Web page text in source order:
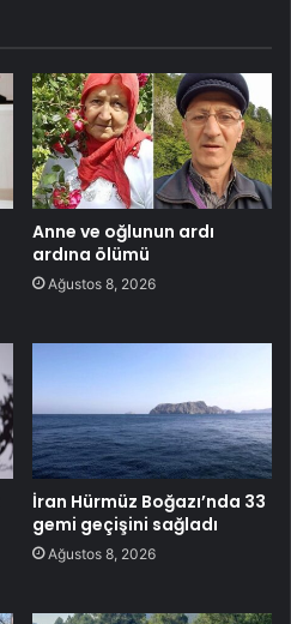
Anne ve oğlunun ardı
ardına ölümü
Ağustos 8, 2026
İran Hürmüz Boğazı’nda 33
gemi geçişini sağladı
Ağustos 8, 2026